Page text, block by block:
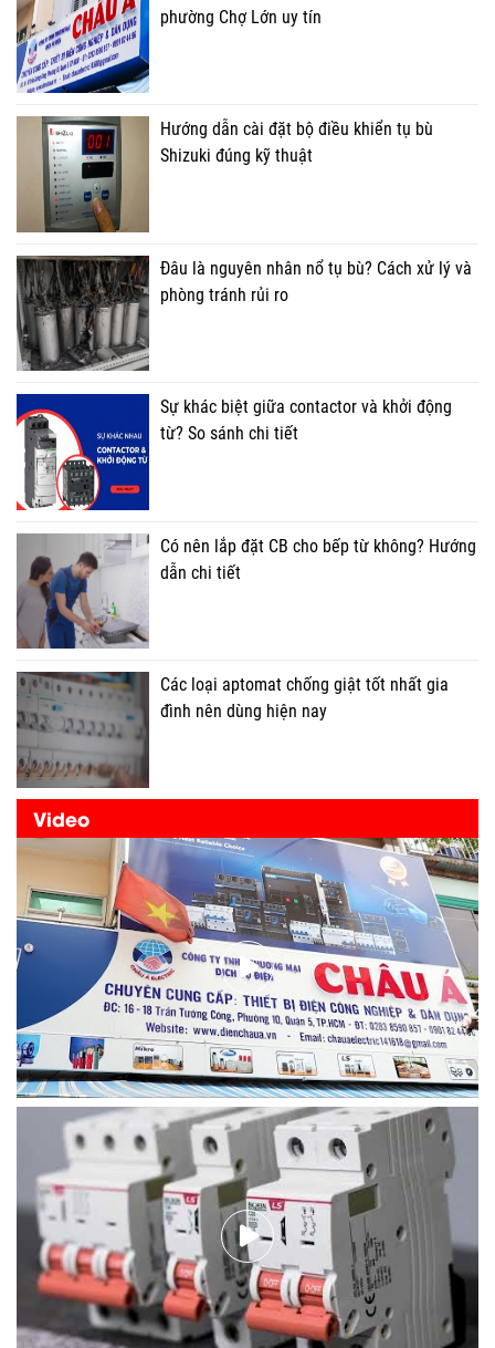
phường Chợ Lớn uy tín
Hướng dẫn cài đặt bộ điều khiển tụ bù
Shizuki đúng kỹ thuật
Đâu là nguyên nhân nổ tụ bù? Cách xử lý và
phòng tránh rủi ro
Sự khác biệt giữa contactor và khởi động
từ? So sánh chi tiết
Có nên lắp đặt CB cho bếp từ không? Hướng
dẫn chi tiết
Các loại aptomat chống giật tốt nhất gia
đình nên dùng hiện nay
Video